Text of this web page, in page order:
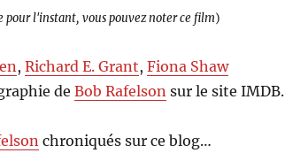
pour l'instant, vous pouvez noter ce film)
,Richard E. Grant,Fiona Shaw
deBob Rafelson sur le site IMDB.
chroniqués sur ce blog…